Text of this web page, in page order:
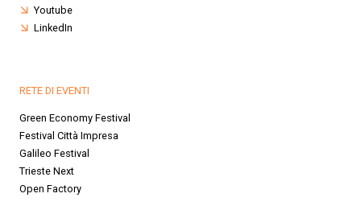
Youtube
LinkedIn
RETE DI EVENTI
Green Economy Festival
Festival Città Impresa
Galileo Festival
Trieste Next
Open Factory